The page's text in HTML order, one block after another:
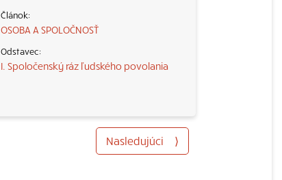
OSOBA A SPOLOČNOSŤ
I. Spoločenský ráz ľudského povolania
Nasledujúci ⟩